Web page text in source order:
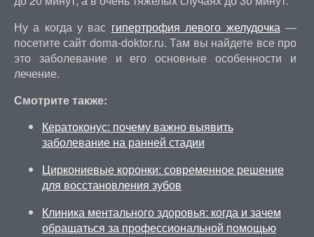
Ну а когда у вас гипертрофия левого желудочка—
посетите сайт doma-doktor.ru. Там вы найдете все про
это заболевание и его основные особенности и
лечение.
Смотрите также:
Кератоконус: почему важно выявить
заболевание на ранней стадии
Циркониевые коронки: современное решение
для восстановления зубов
Клиника ментального здоровья: когда и зачем
обращаться за профессиональной помощью